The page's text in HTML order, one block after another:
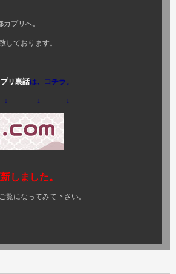
。
ます。
リ裏話は、コチラ。
↓ ↓
しました。
みて下さい。